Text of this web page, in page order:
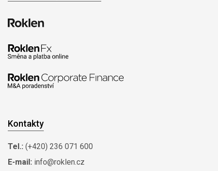
Kontakty
Tel.: (+420) 236 071 600
E-mail: info@roklen.cz